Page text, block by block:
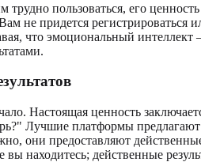
пользоваться, его
не придется
что эмоциональный
Настоящая ценность
Лучшие платформы
они предоставляют
находитесь; действенные